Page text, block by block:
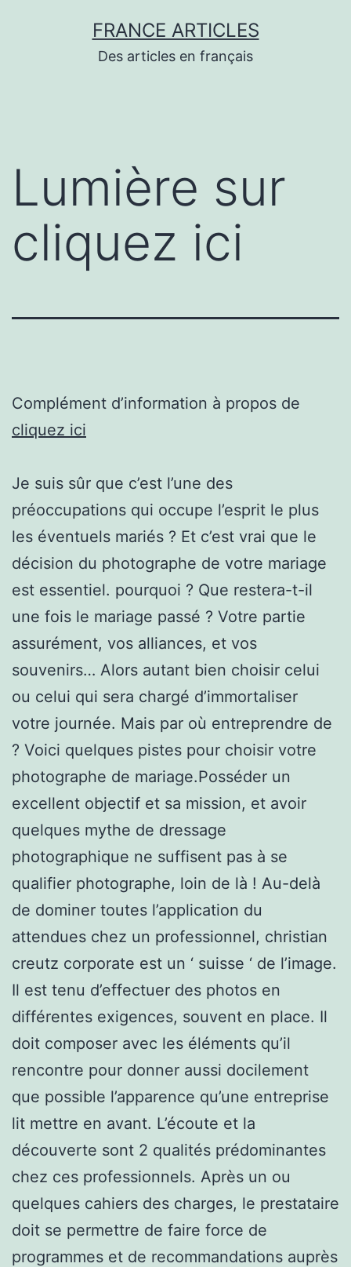
FRANCE ARTICLES
Des articles en français
Lumière sur
cliquez ici
Complément d’information à propos de
cliquez ici
Je suis sûr que c’est l’une des
préoccupations qui occupe l’esprit le plus
les éventuels mariés ? Et c’est vrai que le
décision du photographe de votre mariage
est essentiel. pourquoi ? Que restera-t-il
une fois le mariage passé ? Votre partie
assurément, vos alliances, et vos
souvenirs… Alors autant bien choisir celui
ou celui qui sera chargé d’immortaliser
votre journée. Mais par où entreprendre de
? Voici quelques pistes pour choisir votre
photographe de mariage.Posséder un
excellent objectif et sa mission, et avoir
quelques mythe de dressage
photographique ne suffisent pas à se
qualifier photographe, loin de là ! Au-delà
de dominer toutes l’application du
attendues chez un professionnel, christian
creutz corporate est un ‘ suisse ‘ de l’image.
Il est tenu d’effectuer des photos en
différentes exigences, souvent en place. Il
doit composer avec les éléments qu’il
rencontre pour donner aussi docilement
que possible l’apparence qu’une entreprise
lit mettre en avant. L’écoute et la
découverte sont 2 qualités prédominantes
chez ces professionnels. Après un ou
quelques cahiers des charges, le prestataire
doit se permettre de faire force de
programmes et de recommandations auprès